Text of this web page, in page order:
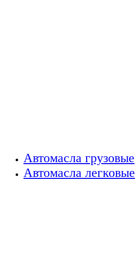
Автомасла грузовые
Автомасла легковые